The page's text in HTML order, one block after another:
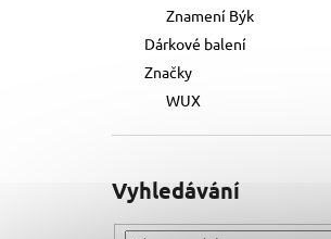
Znamení Býk
Dárkové balení
Značky
WUX
Vyhledávání